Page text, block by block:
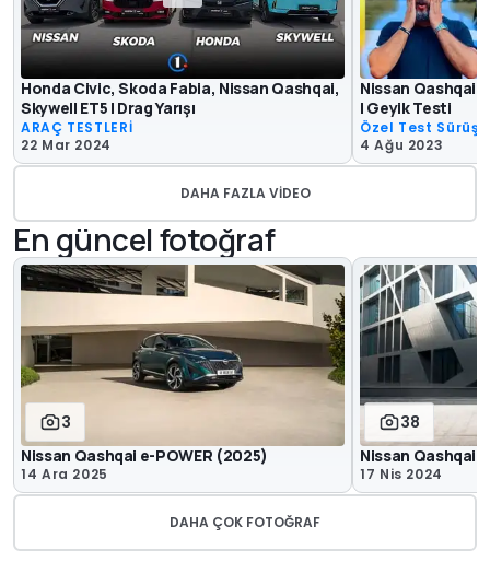
Honda Civic, Skoda Fabia, Nissan Qashqai,
Skywell ET5 | Drag Yarışı
ARAÇ TESTLERİ
22 Mar 2024
Nissan Qashqai
| Geyik Testi
Özel Test
4 Ağu 2023
DAHA FAZLA VIDEO
En güncel fotoğraf
3
Nissan Qashqai e-POWER (2025)
14 Ara 2025
38
Nissan Qashqai
17 Nis 2024
DAHA ÇOK FOTOĞRAF